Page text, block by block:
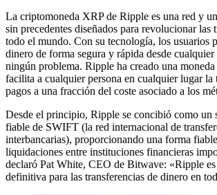
La criptomoneda XRP de Ripple es una red y
sin precedentes diseñados para revolucionar las
todo el mundo. Con su tecnología, los usuarios
dinero de forma segura y rápida desde
ningún problema. Ripple ha creado una
facilita a cualquier persona en cualquier lugar la
pagos a una fracción del coste asociado a los
Desde el principio, Ripple se concibió como un
fiable de SWIFT (la red internacional de
interbancarias), proporcionando una forma
liquidaciones entre instituciones financieras
declaró Pat White, CEO de Bitwave: «Ripple
definitiva para las transferencias de dinero en